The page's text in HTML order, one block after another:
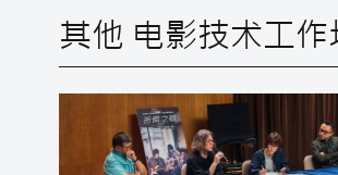
其他 电影技术工作